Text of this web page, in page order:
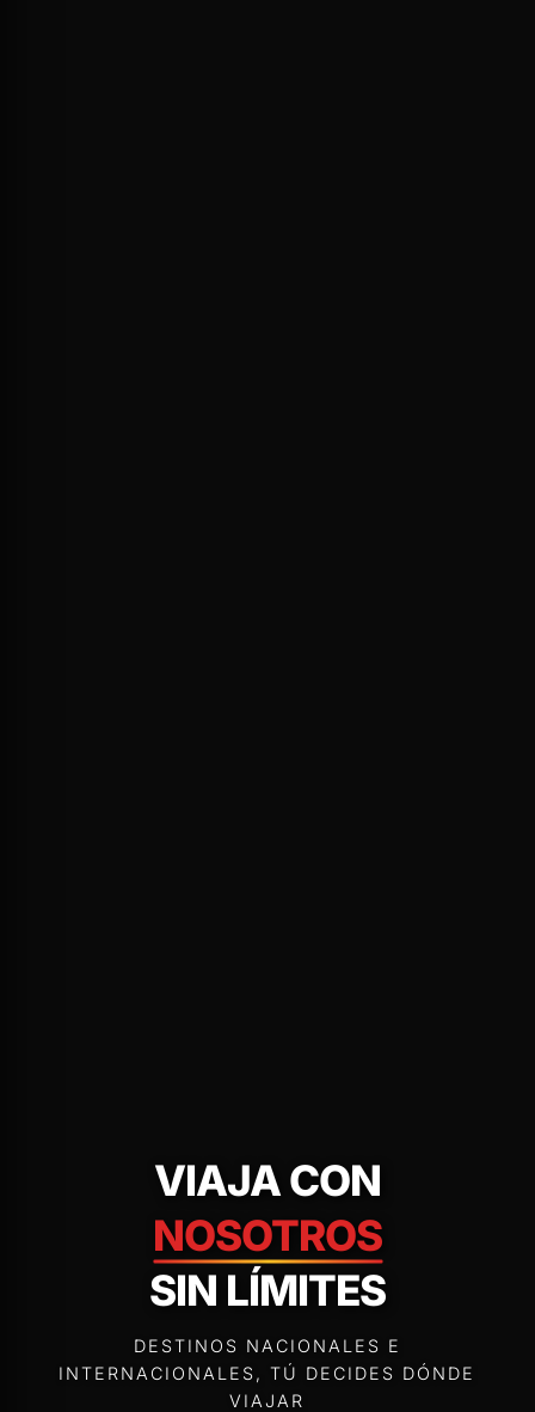
VIAJA CON
NOSOTROS
SIN LÍMITES
DESTINOS NACIONALES E
INTERNACIONALES, TÚ DECIDES DÓNDE
VIAJAR